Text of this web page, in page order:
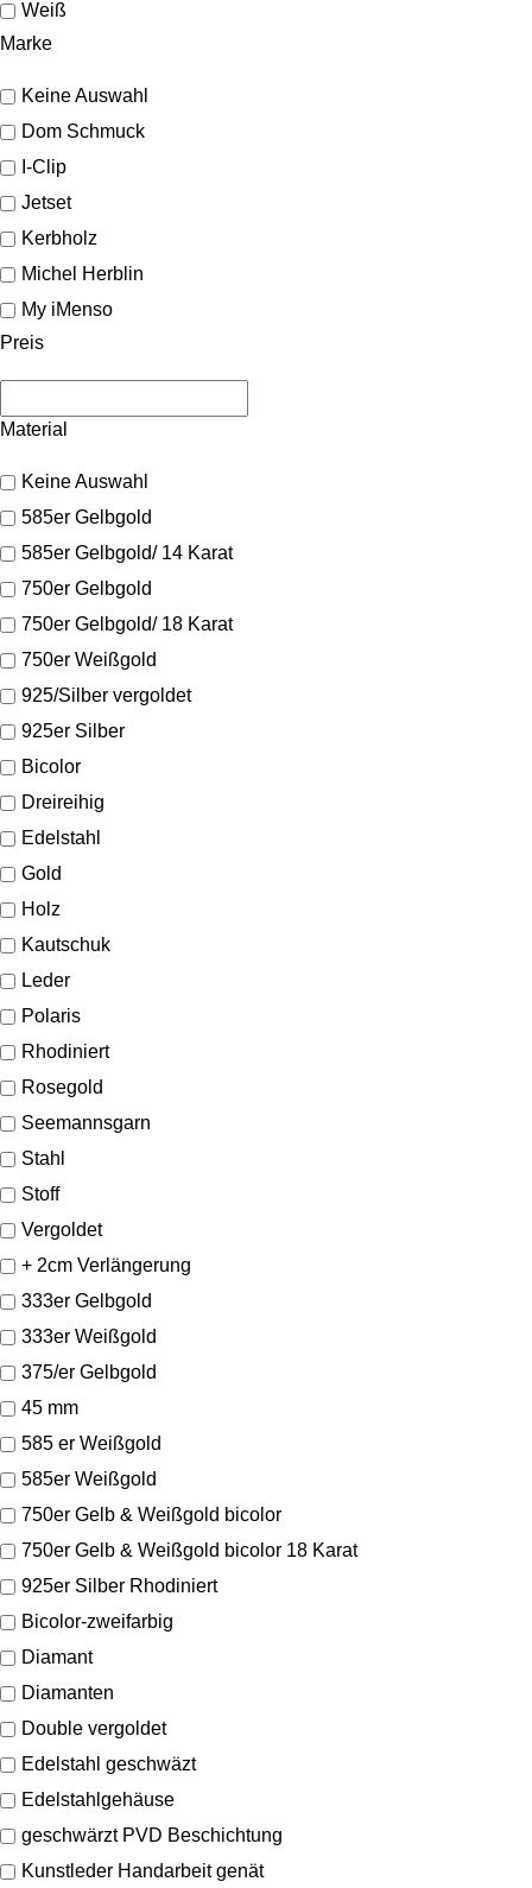
Weiß
Marke
Keine Auswahl
Dom Schmuck
I-Clip
Jetset
Kerbholz
Michel Herblin
My iMenso
Preis
Material
Keine Auswahl
585er Gelbgold
585er Gelbgold/ 14 Karat
750er Gelbgold
750er Gelbgold/ 18 Karat
750er Weißgold
925/Silber vergoldet
925er Silber
Bicolor
Dreireihig
Edelstahl
Gold
Holz
Kautschuk
Leder
Polaris
Rhodiniert
Rosegold
Seemannsgarn
Stahl
Stoff
Vergoldet
+ 2cm Verlängerung
333er Gelbgold
333er Weißgold
375/er Gelbgold
45 mm
585 er Weißgold
585er Weißgold
750er Gelb & Weißgold bicolor
750er Gelb & Weißgold bicolor 18 Karat
925er Silber Rhodiniert
Bicolor-zweifarbig
Diamant
Diamanten
Double vergoldet
Edelstahl geschwäzt
Edelstahlgehäuse
geschwärzt PVD Beschichtung
Kunstleder Handarbeit genät